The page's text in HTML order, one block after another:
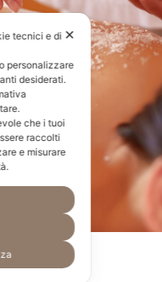
✕
tecnici e di
personalizzare
desiderati.
che i tuoi
raccolti
e misurare